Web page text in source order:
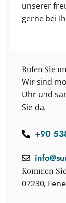
unserer
gerne bei
Rufen Sie
Wir sind
Uhr und
Sie da.
+90
Kommen
07230,